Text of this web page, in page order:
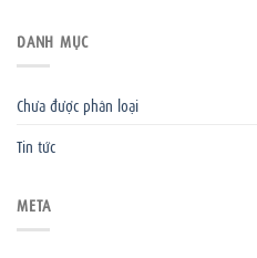
DANH MỤC
Chưa được phân loại
Tin tức
META